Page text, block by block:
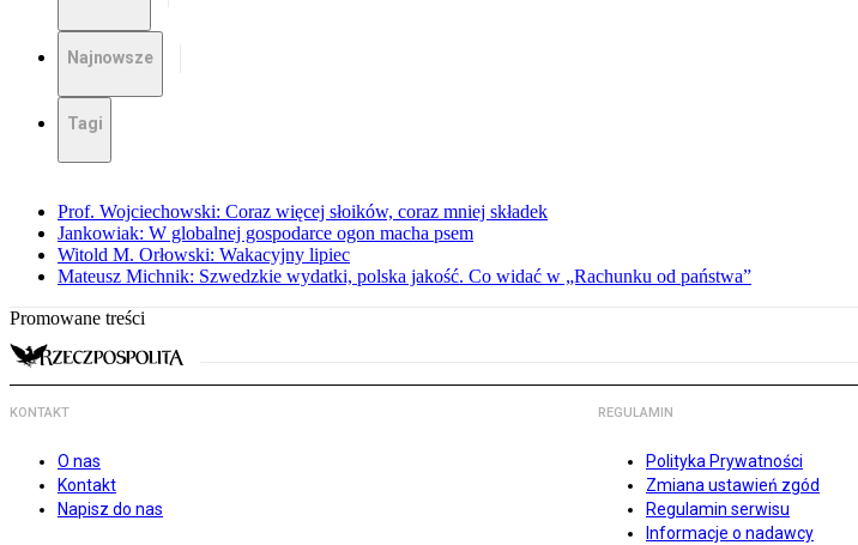
Najnowsze
Tagi
Prof. Wojciechowski: Coraz więcej słoików, coraz mniej składek
Jankowiak: W globalnej gospodarce ogon macha psem
Witold M. Orłowski: Wakacyjny lipiec
Mateusz Michnik: Szwedzkie wydatki, polska jakość. Co widać w „Rachunku od państwa”
Promowane treści
KONTAKT
O nas
Kontakt
Napisz do nas
REGULAMIN
Polityka Prywatności
Zmiana ustawień zgód
Regulamin serwisu
Informacje o nadawcy